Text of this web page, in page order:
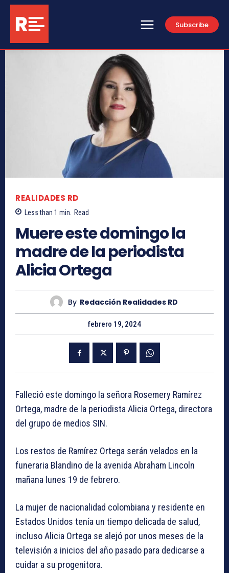
Subscribe
REALIDADES RD
Less than 1 min. Read
Muere este domingo la
madre de la periodista
Alicia Ortega
By Redacción Realidades RD
febrero 19, 2024
Falleció este domingo la señora Rosemery Ramírez
Ortega, madre de la periodista Alicia Ortega, directora
del grupo de medios SIN.
Los restos de Ramírez Ortega serán velados en la
funeraria Blandino de la avenida Abraham Lincoln
mañana lunes 19 de febrero.
La mujer de nacionalidad colombiana y residente en
Estados Unidos tenía un tiempo delicada de salud,
incluso Alicia Ortega se alejó por unos meses de la
televisión a inicios del año pasado para dedicarse a
cuidar a su progenitora.